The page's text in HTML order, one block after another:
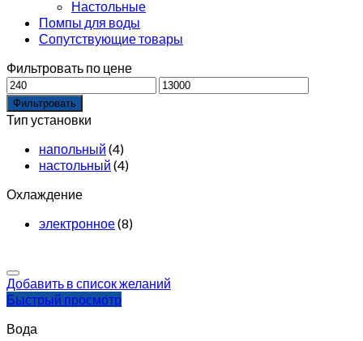
Настольные
Помпы для воды
Сопутствующие товары
Фильтровать по цене
Фильтровать
Тип установки
напольный (4)
настольный (4)
Охлаждение
электронное(8)
Добавить в список желаний
Быстрый просмотр
Вода